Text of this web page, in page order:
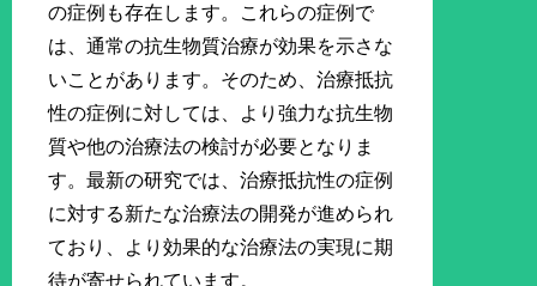
の症例も存在します。これらの症例で
は、通常の抗生物質治療が効果を示さな
いことがあります。そのため、治療抵抗
性の症例に対しては、より強力な抗生物
質や他の治療法の検討が必要となりま
す。最新の研究では、治療抵抗性の症例
に対する新たな治療法の開発が進められ
ており、より効果的な治療法の実現に期
待が寄せられています。